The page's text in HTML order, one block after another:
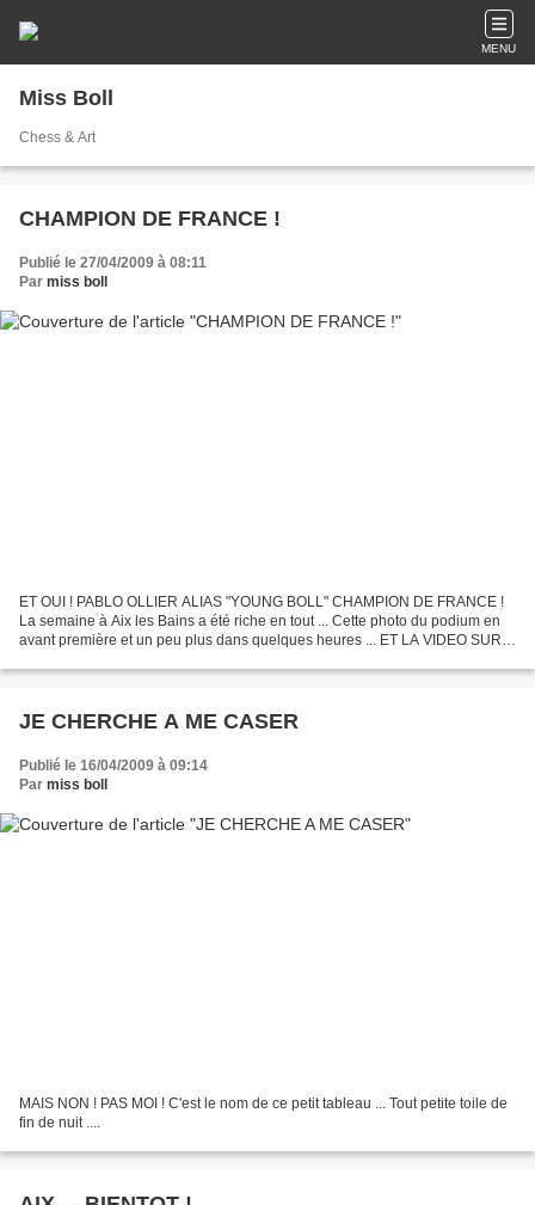
MENU
Miss Boll
Chess & Art
CHAMPION DE FRANCE !
Publié le 27/04/2009 à 08:11
Par miss boll
ET OUI ! PABLO OLLIER ALIAS "YOUNG BOLL" CHAMPION DE FRANCE !
La semaine à Aix les Bains a été riche en tout ... Cette photo du podium en
avant première et un peu plus dans quelques heures ... ET LA VIDEO SUR
JE CHERCHE A ME CASER
Publié le 16/04/2009 à 09:14
Par miss boll
MAIS NON ! PAS MOI ! C'est le nom de ce petit tableau ... Tout petite toile de
fin de nuit ....